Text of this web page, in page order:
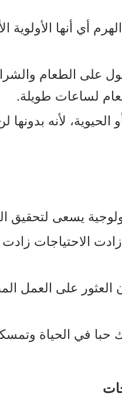
أي أنها الأولوية
على الطعام
لساعات طويلة.
لأنه بدونها
يسعى لتحقيق
زادت الاحتياجات
العثور على العمل
حبا في الحياة